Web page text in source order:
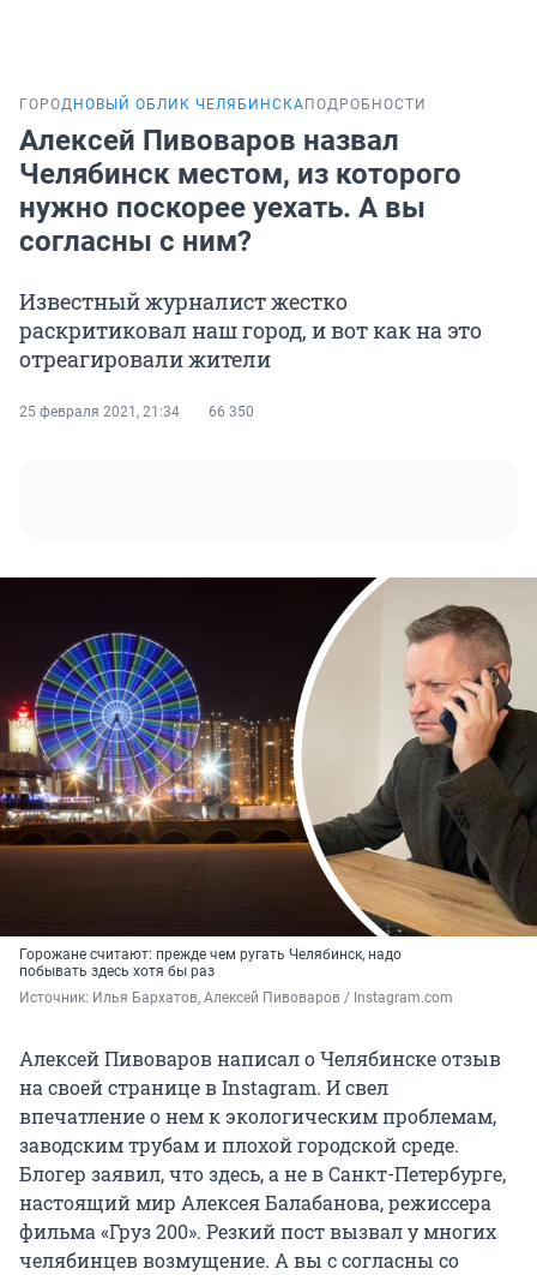
ГОРОД НОВЫЙ ОБЛИК ЧЕЛЯБИНСКА ПОДРОБНОСТИ
Алексей Пивоваров назвал
Челябинск местом, из которого
нужно поскорее уехать. А вы
согласны с ним?
Известный журналист жестко
раскритиковал наш город, и вот как на это
отреагировали жители
25 февраля 2021, 21:34 66 350
Горожане считают: прежде чем ругать Челябинск, надо
побывать здесь хотя бы раз
Источник: Илья Бархатов, Алексей Пивоваров / Instagram.com
Алексей Пивоваров написал о Челябинске отзыв
на своей странице в Instagram. И свел
впечатление о нем к экологическим проблемам,
заводским трубам и плохой городской среде.
Блогер заявил, что здесь, а не в Санкт-Петербурге,
настоящий мир Алексея Балабанова, режиссера
фильма «Груз 200». Резкий пост вызвал у многих
челябинцев возмущение. А вы с согласны со